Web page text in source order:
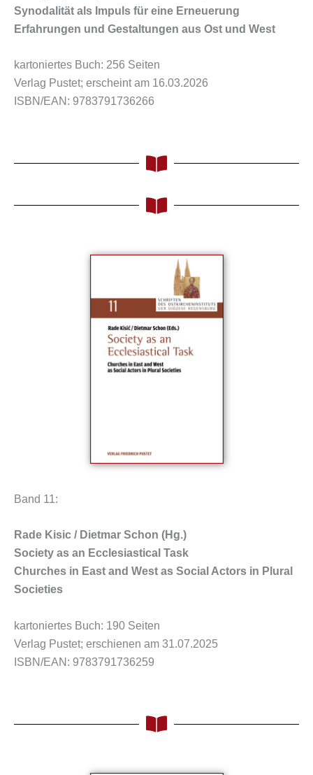
Synodalität als Impuls für eine Erneuerung
Erfahrungen und Gestaltungen aus Ost und West
kartoniertes Buch: 256 Seiten
Verlag Pustet; erscheint am 16.03.2026
ISBN/EAN: 9783791736266
Band 11:
Rade Kisic / Dietmar Schon (Hg.)
Society as an Ecclesiastical Task
Churches in East and West as Social Actors in Plural
Societies
kartoniertes Buch: 190 Seiten
Verlag Pustet; erschienen am 31.07.2025
ISBN/EAN: 9783791736259